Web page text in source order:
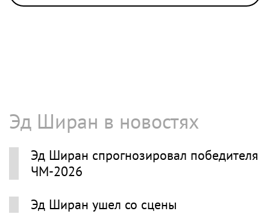
Эд Ширан в новостях
Эд Ширан спрогнозировал победителя
ЧМ-2026
Эд Ширан ушел со сцены